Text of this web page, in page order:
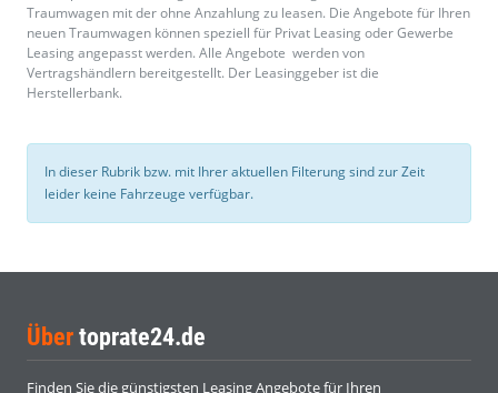
Traumwagen mit der ohne Anzahlung zu leasen. Die Angebote für Ihren
neuen Traumwagen können speziell für Privat Leasing oder Gewerbe
Leasing angepasst werden. Alle Angebote werden von
Vertragshändlern bereitgestellt. Der Leasinggeber ist die
Herstellerbank.
In dieser Rubrik bzw. mit Ihrer aktuellen Filterung sind zur Zeit
leider keine Fahrzeuge verfügbar.
Über toprate24.de
Finden Sie die günstigsten Leasing Angebote für Ihren